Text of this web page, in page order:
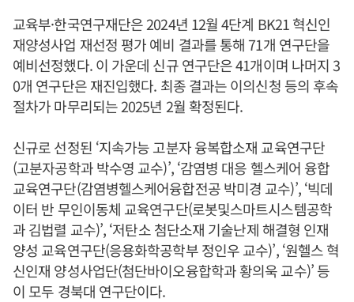
교육부·한국연구재단은 2024년 12월 4단계 BK21 혁신인
재양성사업 재선정 평가 예비 결과를 통해 71개 연구단을
예비선정했다. 이 가운데 신규 연구단은 41개이며 나머지 3
0개 연구단은 재진입했다. 최종 결과는 이의신청 등의 후속
절차가 마무리되는 2025년 2월 확정된다.
신규로 선정된 ‘지속가능 고분자 융복합소재 교육연구단
(고분자공학과 박수영 교수)’, ‘감염병 대응 헬스케어 융합
교육연구단(감염병헬스케어융합전공 박미경 교수)’, ‘빅데
이터 반 무인이동체 교육연구단(로봇및스마트시스템공학
과 김법렬 교수)’, ‘저탄소 첨단소재 기술난제 해결형 인재
양성 교육연구단(응용화학공학부 정인우 교수)’, ‘원헬스 혁
신인재 양성사업단(첨단바이오융합학과 황의욱 교수)’ 등
이 모두 경북대 연구단이다.